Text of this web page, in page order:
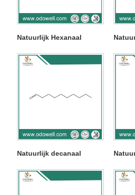
Natuurlijk Hexanaal
Natuurlijk decanaal